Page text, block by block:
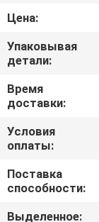
МЫ
НОВОСТИ
СПРОСИТЕ
ЦИТАТУ
Цена:
Упаковывая
детали:
Время
доставки:
Условия
оплаты:
Поставка
способности:
Выделенное: